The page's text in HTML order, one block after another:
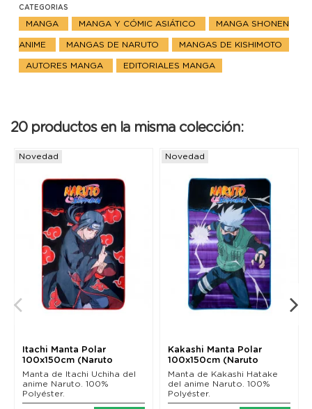
CATEGORIAS
MANGA MANGA Y CÓMIC ASIÁTICO MANGA SHONEN
ANIME MANGAS DE NARUTO MANGAS DE KISHIMOTO
AUTORES MANGA EDITORIALES MANGA
20 productos en la misma colección:
Novedad
Itachi Manta Polar
100x150cm (Naruto
Shippuden)
Manta de Itachi Uchiha del
anime Naruto. 100%
Polyéster.
Novedad
Kakashi Manta Polar
100x150cm (Naruto
Shippuden)
Manta de Kakashi Hatake
del anime Naruto. 100%
Polyéster.